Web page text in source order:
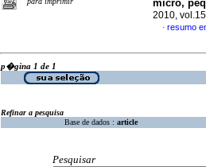
micro,
2010,
· resumo
p�gina 1 de 1
Refinar a pesquisa
Base de dados : article
Pesquisar